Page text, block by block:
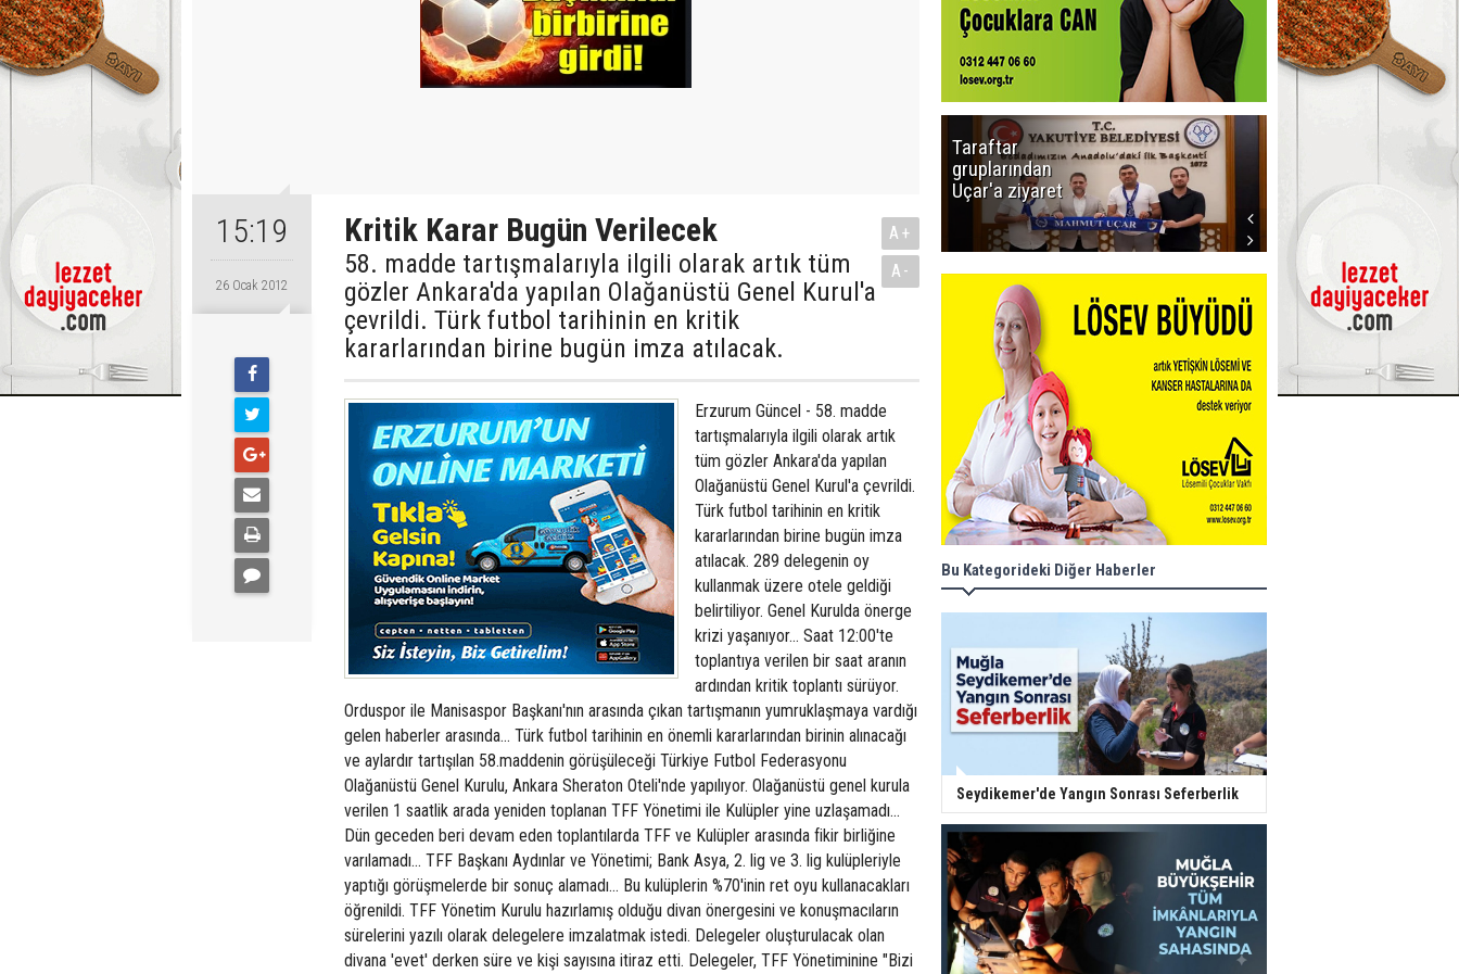
15:19
26 Ocak 2012
Kritik Karar Bugün Verilecek
58. madde tartışmalarıyla ilgili olarak artık tüm
gözler Ankara'da yapılan Olağanüstü Genel Kurul'a
çevrildi. Türk futbol tarihinin en kritik
kararlarından birine bugün imza atılacak.
A+
A-
Erzurum Güncel - 58. madde
tartışmalarıyla ilgili olarak artık
tüm gözler Ankara'da yapılan
Olağanüstü Genel Kurul'a çevrildi.
Türk futbol tarihinin en kritik
kararlarından birine bugün imza
atılacak. 289 delegenin oy
kullanmak üzere otele geldiği
belirtiliyor. Genel Kurulda önerge
krizi yaşanıyor... Saat 12:00'te
toplantıya verilen bir saat aranın
ardından kritik toplantı sürüyor.
Orduspor ile Manisaspor Başkanı'nın arasında çıkan tartışmanın yumruklaşmaya vardığı
gelen haberler arasında... Türk futbol tarihinin en önemli kararlarından birinin alınacağı
ve aylardır tartışılan 58.maddenin görüşüleceği Türkiye Futbol Federasyonu
Olağanüstü Genel Kurulu, Ankara Sheraton Oteli'nde yapılıyor. Olağanüstü genel kurula
verilen 1 saatlik arada yeniden toplanan TFF Yönetimi ile Kulüpler yine uzlaşamadı...
Dün geceden beri devam eden toplantılarda TFF ve Kulüpler arasında fikir birliğine
varılamadı... TFF Başkanı Aydınlar ve Yönetimi; Bank Asya, 2. lig ve 3. lig kulüpleriyle
yaptığı görüşmelerde bir sonuç alamadı... Bu kulüplerin %70'inin ret oyu kullanacakları
öğrenildi. TFF Yönetim Kurulu hazırlamış olduğu divan önergesini ve konuşmacıların
sürelerini yazılı olarak delegelere imzalatmak istedi. Delegeler oluşturulacak olan
divana 'evet' derken süre ve kişi sayısına itiraz etti. Delegeler, TFF Yönetiminine "Bizi
Taraftar
gruplarından
Uçar'a ziyaret
başlıyor! İlk
düdük Bolu'da
çalacak
Bu Kategorideki Diğer Haberler
Seydikemer'de Yangın Sonrası Seferberlik